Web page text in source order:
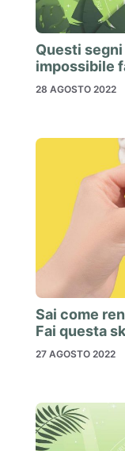
Questi
impossibile
28 AGOSTO 2022
Sai come
Fai questa
27 AGOSTO 2022